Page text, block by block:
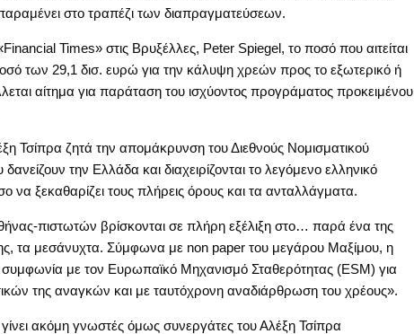
στο τραπέζι των διαπραγματεύσεων.
Times» στις Βρυξέλλες, Peter Spiegel, το ποσό που αιτείται
των 29,1 δισ. ευρώ για την κάλυψη χρεών προς το εξωτερικό ή
αίτημα για παράταση του ισχύοντος προγράματος προκειμένου
Τσίπρα ζητά την απομάκρυνση του Διεθνούς Νομισματικού
την Ελλάδα και διαχειρίζονται το λεγόμενο ελληνικό
ξεκαθαρίζει τους πλήρεις όρους και τα ανταλλάγματα.
πιστωτών βρίσκονται σε πλήρη εξέλιξη στο… παρά ένα της
τα μεσάνυχτα. Σύμφωνα με non paper του μεγάρου Μαξίμου, η
συμφωνία με τον Ευρωπαϊκό Μηχανισμό Σταθερότητας (ESM) για
της αναγκών και με ταυτόχρονη αναδιάρθρωση του χρέους».
ακόμη γνωστές όμως συνεργάτες του Αλέξη Τσίπρα